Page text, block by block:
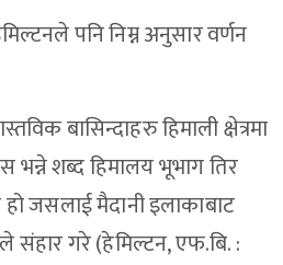
पनि निम्न अनुसार वर्णन
बासिन्दाहरु हिमाली क्षेत्रमा
शब्द हिमालय भूभाग तिर
जसलाई मैदानी इलाकाबाट
गरे (हेमिल्टन, एफ.बि. :